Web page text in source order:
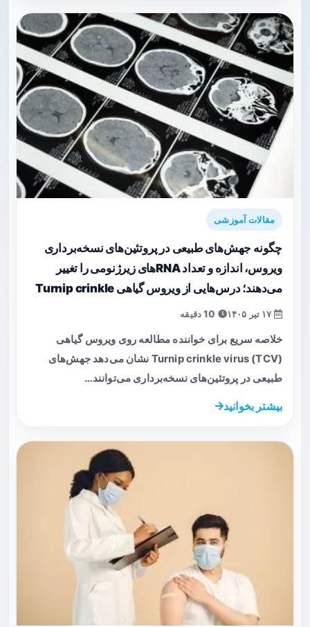
مقالات آموزشی
چگونه جهش‌های طبیعی در پروتئین‌های نسخه‌برداری
ویروس، اندازه و تعداد RNAهای زیرژنومی را تغییر
می‌دهند؛ درس‌هایی از ویروس گیاهی Turnip crinkle
خلاصه سریع برای خواننده مطالعه روی ویروس گیاهی
Turnip crinkle virus (TCV) نشان می‌دهد جهش‌های
طبیعی در پروتئین‌های نسخه‌برداری می‌توانند…
بیشتر بخوانید